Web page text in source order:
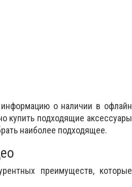
информацию о наличии в офлайн
купить подходящие аксессуары
наиболее подходящее.
преимуществ, которые